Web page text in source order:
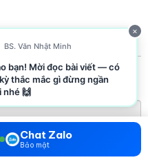
không bị công khai
×
BS. Văn Nhật Minh
bạn! Mời đọc bài viết — có
thắc mắc gì đừng ngần
nhé 🙌
Chat Zalo
Bảo mật